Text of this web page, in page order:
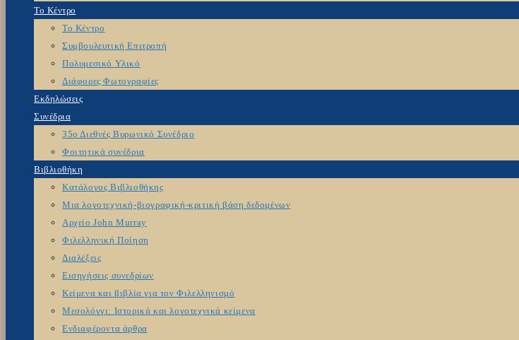
Το Κέντρο
Το Κέντρο
Συμβουλευτική Επιτροπή
Πολυμεσικό Υλικό
Διάφορες Φωτογραφίες
Εκδηλώσεις
Συνέδρια
35ο Διεθνές Βυρωνικό Συνέδριο
Φοιτητικά συνέδρια
Βιβλιοθήκη
Κατάλογος Βιβλιοθήκης
Μια λογοτεχνική-βιογραφική-κριτική βάση δεδομένων
Αρχείο John Murray
Φιλελληνική Ποίηση
Διαλέξεις
Εισηγήσεις συνεδρίων
Κείμενα και βιβλία για τον Φιλελληνισμό
Μεσολόγγι: Ιστορικά και λογοτεχνικά κείμενα
Ενδιαφέροντα άρθρα